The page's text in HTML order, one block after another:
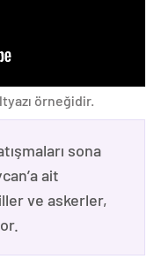
örneğidir.
sona
ait
ve askerler,